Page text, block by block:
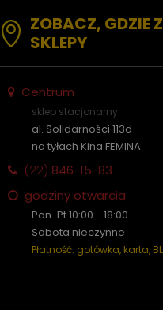
ZOBACZ, GDZIE
SKLEPY
Centrum
sklep stacjonarny
al. Solidarności 113d
na tyłach Kina FEMINA
(22) 846-15-83
godziny otwarcia
Pon-Pt 10:00 - 18:00
Sobota nieczynne
Płatność: gotówka, karta,